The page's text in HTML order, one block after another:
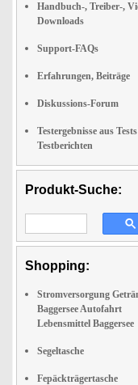
Handbuch-, Treiber-,
Downloads
Support-FAQs
Erfahrungen, Beiträge
Diskussions-Forum
Testergebnisse aus
Testberichten
Produkt-Suche:
Shopping:
Stromversorgung
Baggersee Autofahrt
Lebensmittel Baggersee
Segeltasche
Fepäckträgertasche